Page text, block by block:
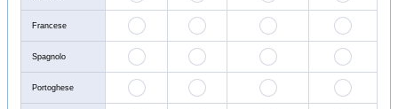
Francese
Spagnolo
Portoghese